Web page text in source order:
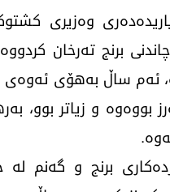
وەزیری
ساڵ به‌هۆی ئه‌وه‌ی
بووه‌وه‌ و زیاتر بوو،
برنج و گەنم لە